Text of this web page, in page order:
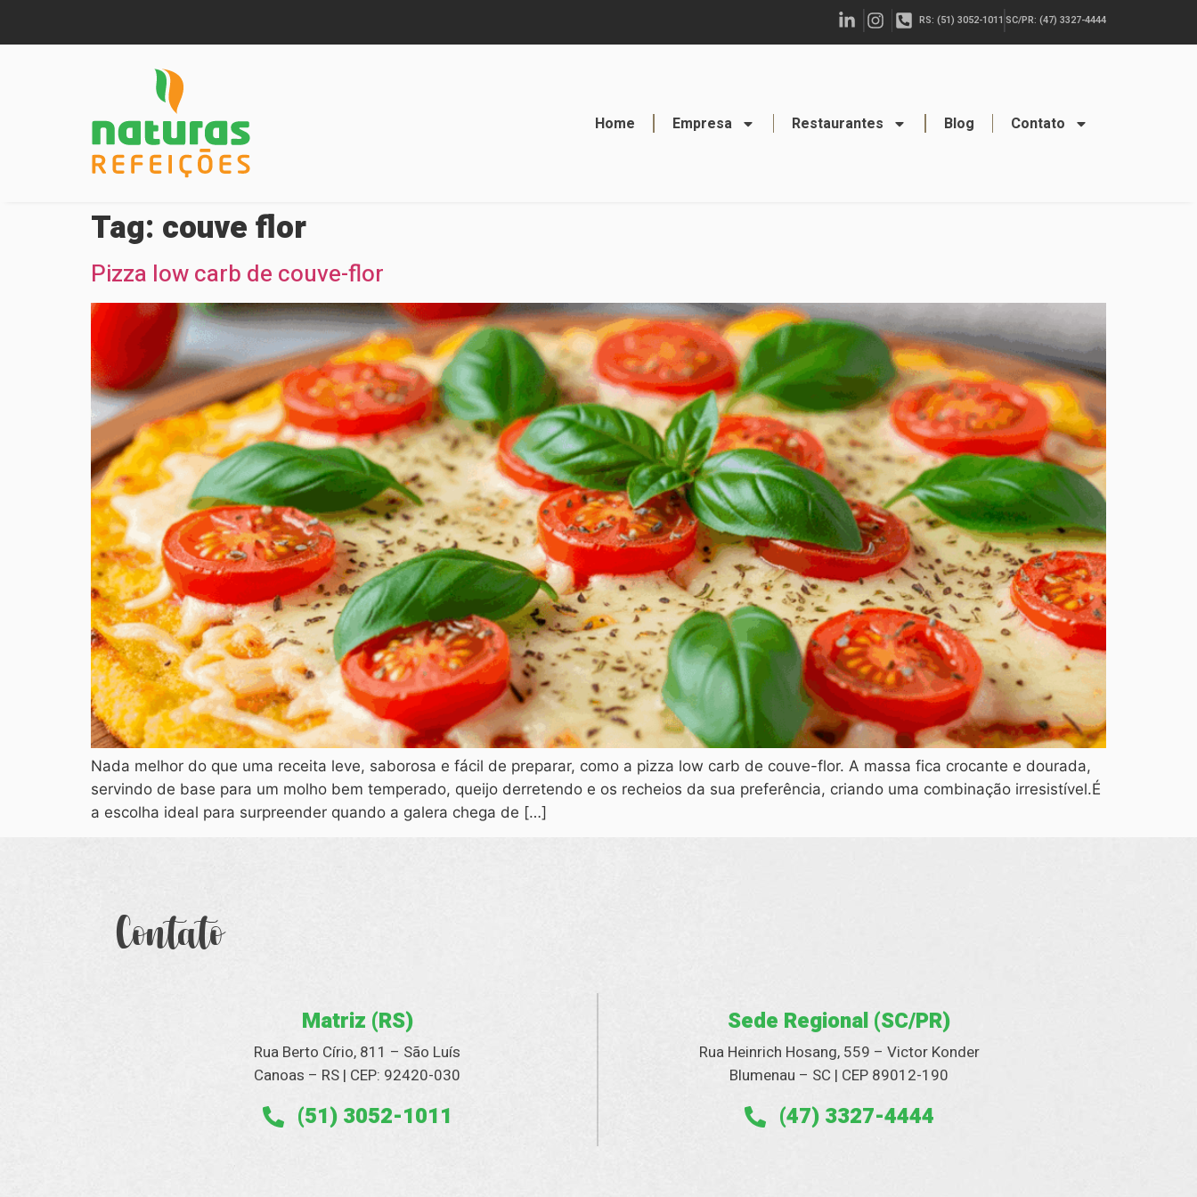
RS: (51) 3052-1011 SC/PR: (47) 3327-4444
Home Empresa Restaurantes Blog Contato
Tag: couve flor
Pizza low carb de couve-flor
Nada melhor do que uma receita leve, saborosa e fácil de preparar, como a pizza low carb de couve-flor. A massa fica crocante e dourada,
servindo de base para um molho bem temperado, queijo derretendo e os recheios da sua preferência, criando uma combinação irresistível.É
a escolha ideal para surpreender quando a galera chega de […]
Contato
Matriz (RS)
Rua Berto Círio, 811 – São Luís
Canoas – RS | CEP: 92420-030
(51) 3052-1011
Sede Regional (SC/PR)
Rua Heinrich Hosang, 559 – Victor Konder
Blumenau – SC | CEP 89012-190
(47) 3327-4444